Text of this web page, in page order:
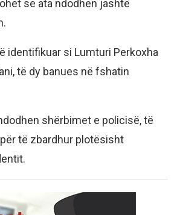
se ata ndodhen jashtë
identifikuar si Lumturi Perkoxha
të dy banues në fshatin
shërbimet e policisë, të
të zbardhur plotësisht